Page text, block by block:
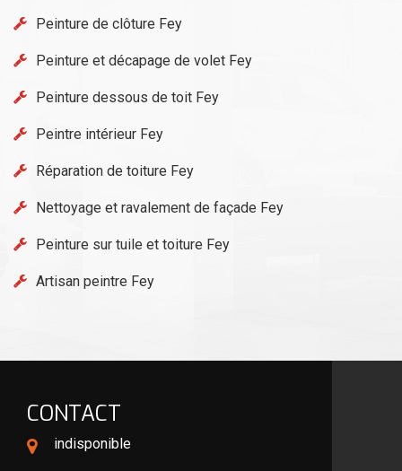
Peinture de clôture Fey
Peinture et décapage de volet Fey
Peinture dessous de toit Fey
Peintre intérieur Fey
Réparation de toiture Fey
Nettoyage et ravalement de façade Fey
Peinture sur tuile et toiture Fey
Artisan peintre Fey
CONTACT
indisponible